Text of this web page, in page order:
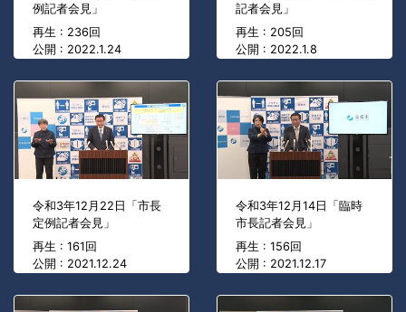
例記者会見」
再生 : 236回
公開 : 2022.1.24
記者会見」
再生 : 205回
公開 : 2022.1.8
令和3年12月22日「市長
定例記者会見」
再生 : 161回
公開 : 2021.12.24
令和3年12月14日「臨時
市長記者会見」
再生 : 156回
公開 : 2021.12.17